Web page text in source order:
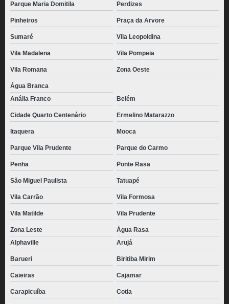
Parque Maria Domitila Perdizes
Pinheiros Praça da Arvore
Sumaré Vila Leopoldina
Vila Madalena Vila Pompeia
Vila Romana Zona Oeste
Água Branca
Anália Franco
Belém
Cidade Quarto Centenário Ermelino Matarazzo
Itaquera Mooca
Parque Vila Prudente Parque do Carmo
Penha Ponte Rasa
São Miguel Paulista Tatuapé
Vila Carrão Vila Formosa
Vila Matilde Vila Prudente
Zona Leste
Água Rasa
Alphaville
Arujá
Barueri Biritiba Mirim
Caieiras Cajamar
Carapicuíba Cotia